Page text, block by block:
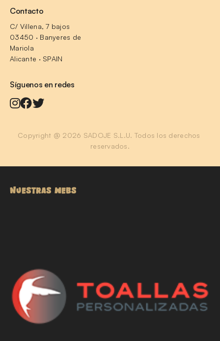
Contacto
C/ Villena, 7 bajos
03450 · Banyeres de
Mariola
Alicante · SPAIN
Síguenos en redes
Copyright @ 2026 SADOJE S.L.U. Todos los derechos
reservados.
NUESTRAS WEBS